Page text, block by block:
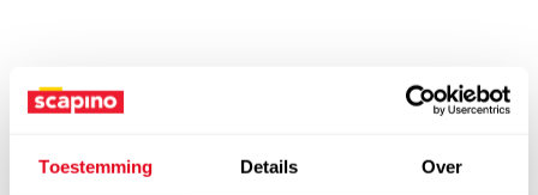
Toestemming Details Over